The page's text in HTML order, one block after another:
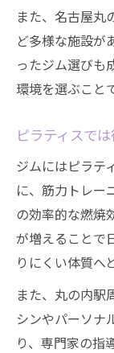
また、名古屋丸
ど多様な施設が
ったジム選びも
環境を選ぶこと
ピラティスで
ジムにはピラテ
に、筋力トレー
の効率的な燃焼
が増えることで
りにくい体質へ
また、丸の内駅
シンやパーソナ
り、専門家の指